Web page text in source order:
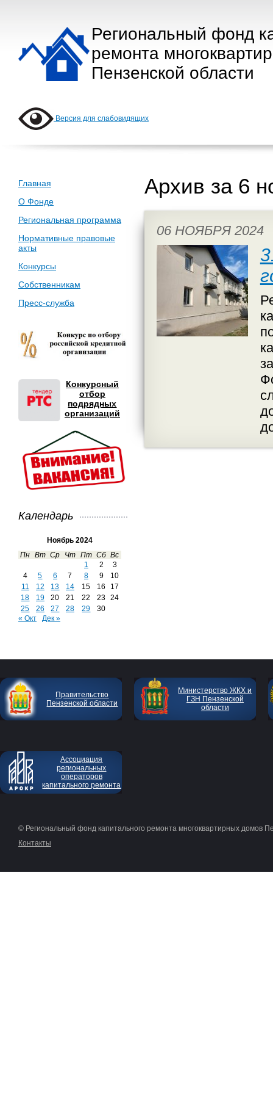
Региональный фонд
ремонта
Пензенской области
Версия для слабовидящих
Главная
О Фонде
Региональная программа
Нормативные правовые
акты
Конкурсы
Собственникам
Пресс-служба
Конкурсный
отбор
подрядных
организаций
Календарь
Ноябрь 2024
Пн Вт Ср Чт Пт Сб Вс
1
2
3
4
5 6 7 8 9
10
11
12 13 14 15 16
17
18
19 20 21 22 23
24
25
26 27 28 29
30
« Окт
Дек »
Архив за 6
06 НОЯБРЯ 2024
Правительство
Пензенской области
Министерство ЖКХ и
ГЗН Пензенской
области
Ассоциация
региональных
операторов
капитального ремонта
© Региональный фонд капитального ремонта многоквартирных домов
Контакты